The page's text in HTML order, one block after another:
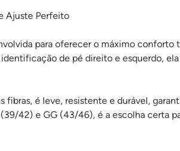
Ajuste Perfeito
para oferecer o máximo conforto
de pé direito e esquerdo,
fibras, é leve, resistente e durável,
42) e GG (43/46), é a escolha certa